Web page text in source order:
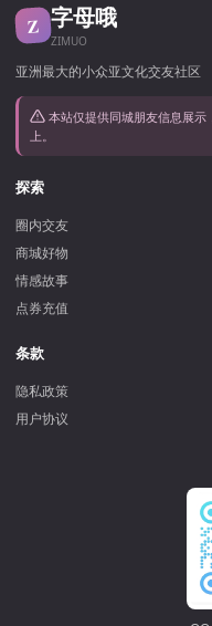
Z 字母哦
ZIMUO
亚洲最大的小众亚文化交友社区
本站仅提供同城朋友信息展
上。
探索
圈内交友
商城好物
情感故事
点券充值
条款
隐私政策
用户协议